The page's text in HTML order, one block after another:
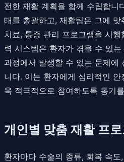
전한 재활 계획을 함께 수립합니
태를 총괄하고, 재활팀은 그에
치료, 통증 관리 프로그램을 시
력 시스템은 환자가 겪을 수 있
과정에서 발생할 수 있는 문제에
니다. 이는 환자에게 심리적인
욱 적극적으로 참여하도록 동기
개인별 맞춤 재활 프로
환자마다 수술의 종류, 회복 속